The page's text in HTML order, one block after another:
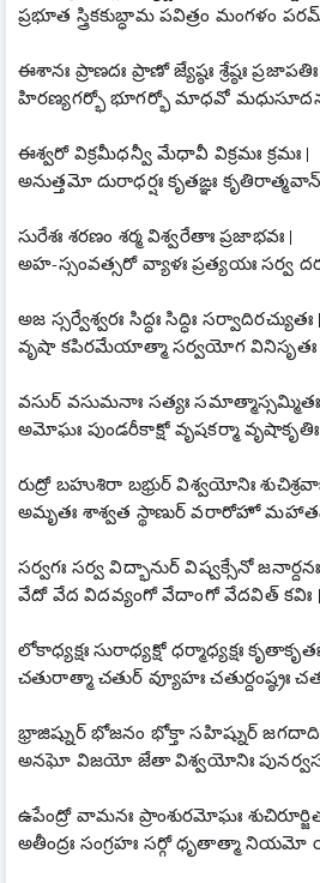
ప్రభూత స్త్రికకుబ్ధామ పవిత్రం మంగళం
ఈశానః ప్రాణదః ప్రాణో జ్యేష్ఠః శ్రేష్ఠః ప్రజాపతిః
హిరణ్యగర్భో భూగర్భో మాధవో
ఈశ్వరో విక్రమీధన్వీ మేధావీ విక్రమః క్రమః |
అనుత్తమో దురాధర్షః కృతఙ్ఞః
సురేశః శరణం శర్మ విశ్వరేతాః ప్రజాభవః |
అహ-స్సంవత్సరో వ్యాళః ప్రత్యయః సర్వ
అజ స్సర్వేశ్వరః సిద్ధః సిద్ధిః సర్వాదిరచ్యుతః |
వృషా కపిరమేయాత్మా సర్వయోగ వినిసృతః
వసుర్ వసుమనాః సత్యః
అమోఘః పుండరీకాక్షో వృషకర్మా వృషాకృతిః
రుద్రో బహుశిరా బభ్రుర్ విశ్వయోనిః
అమృతః శాశ్వత స్థాణుర్ వరారోహో
సర్వగః సర్వ విద్భానుర్ విష్వక్సేనో
వేదో వేద విదవ్యంగో వేదాంగో వేదవిత్ కవిః ||
లోకాధ్యక్షః సురాధ్యక్షో ధర్మాధ్యక్షః
చతురాత్మా చతుర్ వ్యూహః చతుర్దంష్ఠ్రః
భ్రాజిష్నుర్ భోజనం భోక్తా సహిష్నుర్
అనఘో విజయో జేతా విశ్వయోనిః
ఉపేంద్రో వామనః ప్రాంశురమోఘః
అతీంద్రః సంగ్రహః సర్గో ధృతాత్మా నియమో